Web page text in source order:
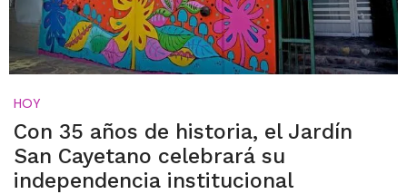
HOY
Con 35 años de historia, el Jardín
San Cayetano celebrará su
independencia institucional